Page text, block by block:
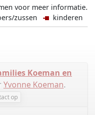
voor meer informatie.
zussen kinderen
Koeman en
Yvonne Koeman.
op